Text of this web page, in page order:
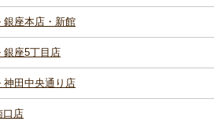
銀座本店・新館
銀座5丁目店
神田中央通り店
口店